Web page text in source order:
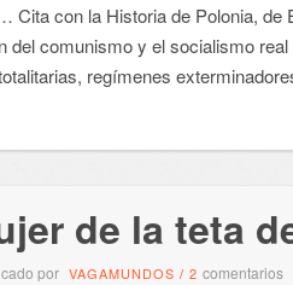
Cita con la Historia de Polonia, de
del comunismo y el socialismo
regímenes
de la teta
por VAGAMUNDOS / 2 comentarios